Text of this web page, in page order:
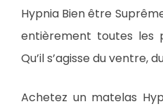
Hypnia Bien être
entièrement toutes les
Qu’il s’agisse du ventre,
Achetez un matelas